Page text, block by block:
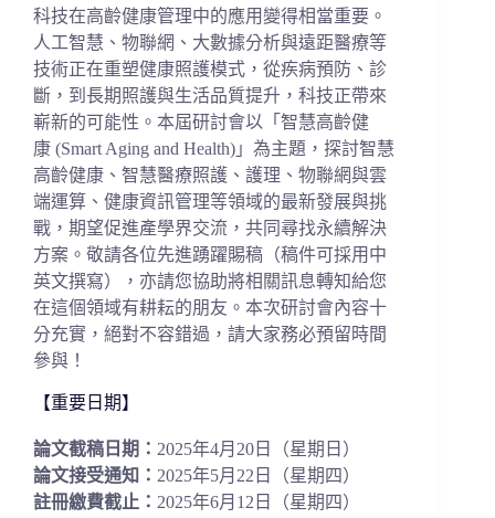
科技在高齡健康管理中的應用變得相當重要。
人工智慧、物聯網、大數據分析與遠距醫療等
技術正在重塑健康照護模式，從疾病預防、診
斷，到長期照護與生活品質提升，科技正帶來
嶄新的可能性。本屆研討會以「智慧高齡健
康 (Smart Aging and Health)」為主題，探討智慧
高齡健康、智慧醫療照護、護理、物聯網與雲
端運算、健康資訊管理等領域的最新發展與挑
戰，期望促進產學界交流，共同尋找永續解決
方案。敬請各位先進踴躍賜稿（稿件可採用中
英文撰寫），亦請您協助將相關訊息轉知給您
在這個領域有耕耘的朋友。本次研討會內容十
分充實，絕對不容錯過，請大家務必預留時間
參與！
【重要日期】
論文截稿日期： 2025年4月20日（星期日）
論文接受通知： 2025年5月22日（星期四）
註冊繳費截止： 2025年6月12日（星期四）